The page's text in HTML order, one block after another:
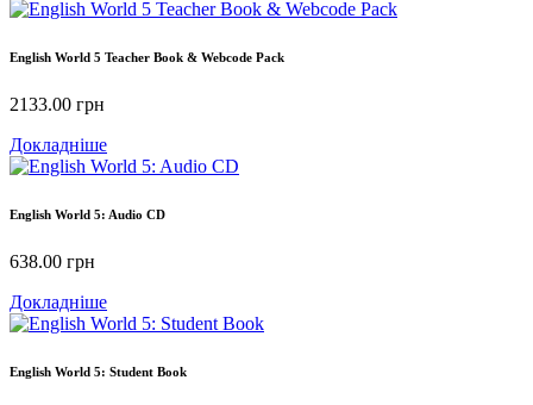
English World 5 Teacher Book & Webcode Pack
2133.00 грн
Докладніше
English World 5: Audio CD
638.00 грн
Докладніше
English World 5: Student Book